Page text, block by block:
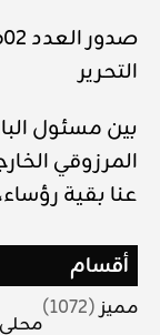
التحرير
بين مسئول
المرزوقي
عنا بقية
أقسام
مميز(1072)
محلي